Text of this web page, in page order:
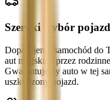
Szeroki wybór
Dopasujemy samochód
aut miejskich przez
Gwarantujemy auto w tej
uszkodzony pojazd.